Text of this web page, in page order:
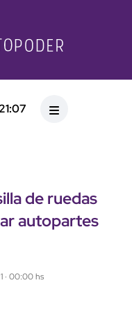
de ruedas
autopartes
· 00:00 hs